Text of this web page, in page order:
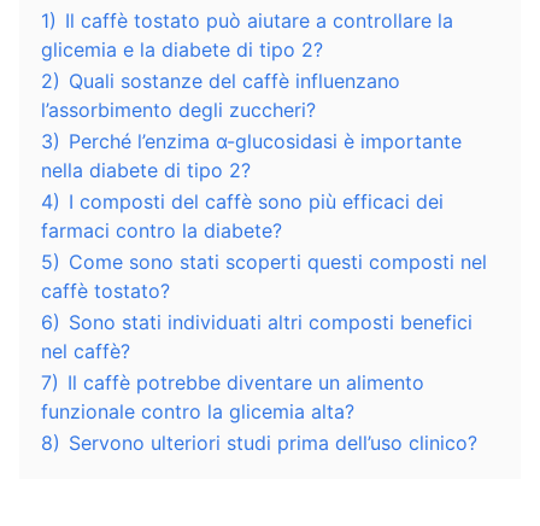
1) Il caffè tostato può aiutare a controllare la
glicemia e la diabete di tipo 2?
2) Quali sostanze del caffè influenzano
l’assorbimento degli zuccheri?
3) Perché l’enzima α-glucosidasi è importante
nella diabete di tipo 2?
4) I composti del caffè sono più efficaci dei
farmaci contro la diabete?
5) Come sono stati scoperti questi composti nel
caffè tostato?
6) Sono stati individuati altri composti benefici
nel caffè?
7) Il caffè potrebbe diventare un alimento
funzionale contro la glicemia alta?
8) Servono ulteriori studi prima dell’uso clinico?